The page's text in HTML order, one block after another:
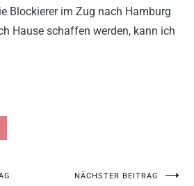
Blockierer im Zug nach Hamburg
Hause schaffen werden, kann ich
NÄCHSTER BEITRAG